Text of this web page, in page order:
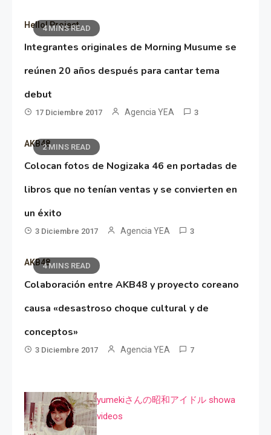
4 MINS READ
Hello! Project
Integrantes originales de Morning Musume se
reúnen 20 años después para cantar tema
debut
17 Diciembre 2017 Agencia YEA 3
2 MINS READ
AKB48
Colocan fotos de Nogizaka 46 en portadas de
libros que no tenían ventas y se convierten en
un éxito
3 Diciembre 2017 Agencia YEA 3
4 MINS READ
AKB48
Colaboración entre AKB48 y proyecto coreano
causa «desastroso choque cultural y de
conceptos»
3 Diciembre 2017 Agencia YEA 7
yumekiさんの昭和アイドル showa
videos